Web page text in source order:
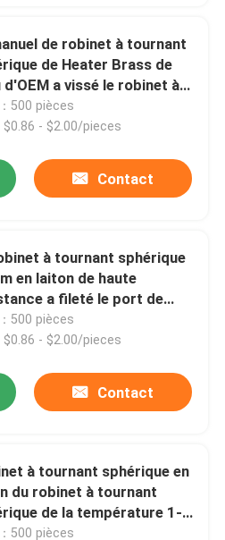
en laiton
de robinet à tournant
de Heater Brass de
d'OEM a vissé le robinet à
sphérique de 50mm
500 pièces
$0.86 - $2.00/pieces
Contact
à tournant sphérique
en laiton de haute
a fileté le port de
NPT antiusure
500 pièces
$0.86 - $2.00/pieces
Contact
à tournant sphérique en
du robinet à tournant
de la température 1-
de Rohs Pn30
500 pièces